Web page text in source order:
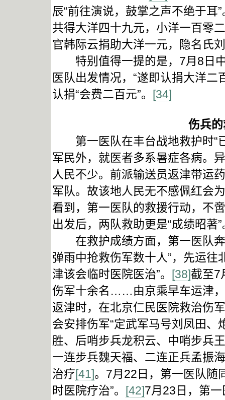
辰“前往演说，鼓掌之声不绝于耳”
共得大洋四十九元，小洋一百零
官韩际云捐助大洋一元，隐名氏
特别值得一提的是，7月8日中
医队出发情况，“遂即认捐大洋二
认捐“会费二百元”。 [34]
伤兵
第一医队在丰台战地救护时“
军民外，就医者多系暑症各病。
人民不少。前派输送员返津带运
军队。故该地人民无不感佩红会
看到，第一医队的救援行动，不
出发后，两队救助更是“成绩昭著”
在救护成绩方面，第一医队奔
弹雨中抢救伤军数十人”，先运往
津该会临时医院医治”。 [38]截至7
伤军十余名……由京乘早车运津，
返津时，在北京仁民医院救治伤
会安排伤军“定武军马号刘凤田
胜、后哨步兵龙积云、中哨步兵
一连步兵魏天福、二连正兵孟振
治疗[41]。7月22日，第一医队随
时医院疗治”。 [42]7月23日，第